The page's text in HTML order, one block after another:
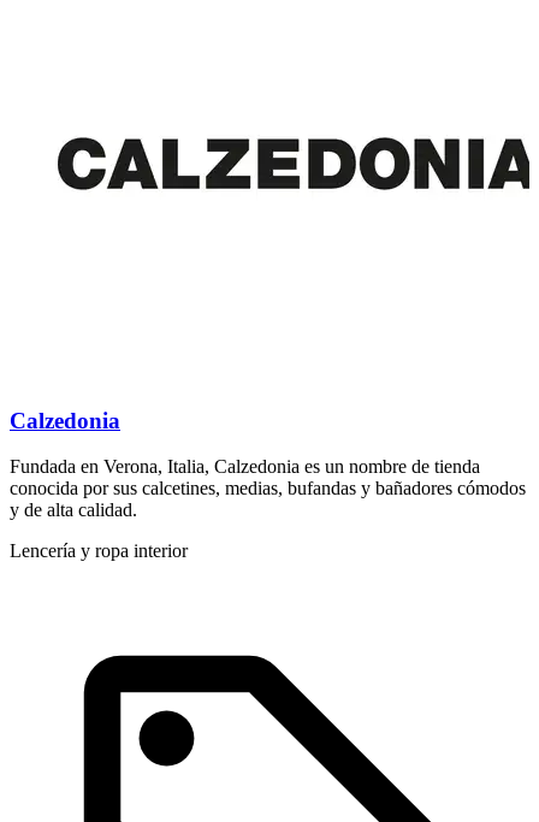
Calzedonia
Fundada en Verona, Italia, Calzedonia es un nombre de tienda
conocida por sus calcetines, medias, bufandas y bañadores cómodos
y de alta calidad.
Lencería y ropa interior